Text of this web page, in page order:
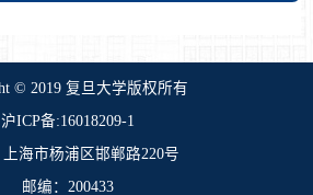
© 2019 复旦大学版权所有
沪ICP备:16018209-1
海市杨浦区邯郸路220号
邮编：200433